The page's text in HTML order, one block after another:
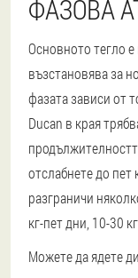
ФАЗОВА
Основното тегло
възстановява за
фазата зависи от
Ducan в края
отслабнете до
разграничи
кг-пет дни, 10-30
Можете да ядете